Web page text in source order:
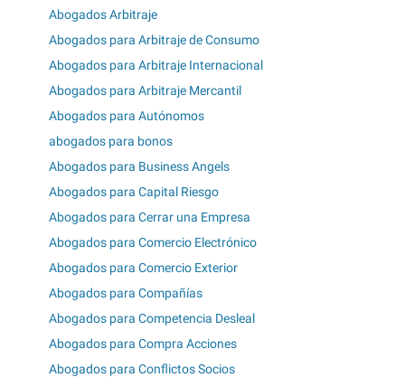
Abogados Arbitraje
Abogados para Arbitraje de Consumo
Abogados para Arbitraje Internacional
Abogados para Arbitraje Mercantil
Abogados para Autónomos
abogados para bonos
Abogados para Business Angels
Abogados para Capital Riesgo
Abogados para Cerrar una Empresa
Abogados para Comercio Electrónico
Abogados para Comercio Exterior
Abogados para Compañías
Abogados para Competencia Desleal
Abogados para Compra Acciones
Abogados para Conflictos Socios